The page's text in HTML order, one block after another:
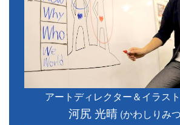
アートディレクター＆イラス
河尻 光晴(かわしりみ